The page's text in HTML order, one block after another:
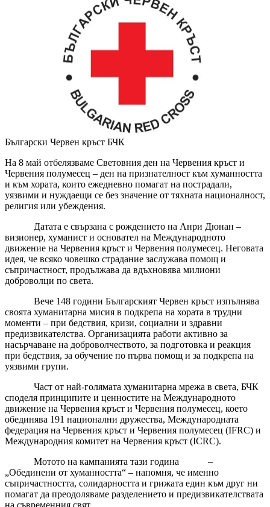
Български Червен кръст БЧК
На 8 май отбелязваме Световния ден на Червения кръст и
Червения полумесец – ден на признателност към хуманността
и към хората, които ежедневно помагат на пострадали,
уязвими и нуждаещи се без значение от тяхната националност,
религия или убеждения.
Датата е свързана с рождението на Анри Дюнан –
визионер, хуманист и основател на Международното
движение на Червения кръст и Червения полумесец. Неговата
идея, че всяко човешко страдание заслужава помощ и
съпричастност, продължава да вдъхновява милиони
доброволци по света.
Вече 148 години Българският Червен кръст изпълнява
своята хуманитарна мисия в подкрепа на хората в трудни
моменти – при бедствия, кризи, социални и здравни
предизвикателства. Организацията работи активно за
насърчаване на доброволчеството, за подготовка и реакция
при бедствия, за обучение по първа помощ и за подкрепа на
уязвими групи.
Част от най-голямата хуманитарна мрежа в света, БЧК
споделя принципите и ценностите на Международното
движение на Червения кръст и Червения полумесец, което
обединява 191 национални дружества, Международната
федерация на Червения кръст и Червения полумесец (IFRC) и
Международния комитет на Червения кръст (ICRC).
Мотото на кампанията тази година –
„Обединени от хуманността“ – напомня, че именно
съпричастността, солидарността и грижата един към друг ни
помагат да преодоляваме разделението и предизвикателствата